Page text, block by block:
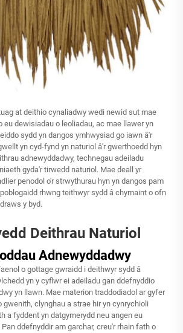
at deithio cynaliadwy wedi newid sut mae
eu dewisiadau o leoliadau, ac mae llawer yn
sydd yn dangos ymhwysiad go iawn â'r
yn cyd-fynd yn naturiol â'r gwerthoedd hyn
adnewyddadwy, technegau adeiladu
gyda'r tirwedd naturiol. Mae deall yr
penodol o'r strwythurau hyn yn dangos pam
rhwng teithwyr sydd â chymaint o ofn
y byd.
Deithrau Naturiol
Adnewyddadwy
o gottage gwraidd i deithwyr sydd â
yn y cyflwr ei adeiladu gan ddefnyddio
yn llawn. Mae materion traddodiadol ar gyfer
clynghau a strae hir yn cynrychioli
a fyddent yn datgymerydd neu angen eu
ddefnyddir am garchar, creu'r rhain fath o